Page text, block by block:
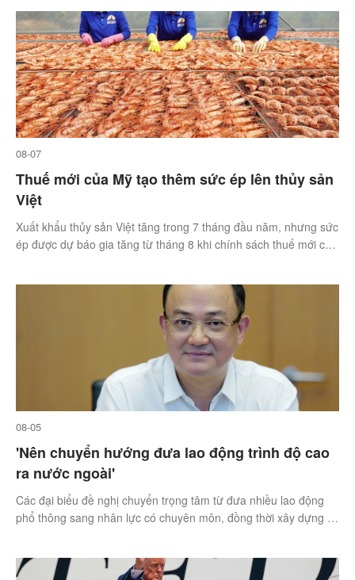
08-07
Thuế mới của Mỹ tạo thêm sức ép lên thủy sản
Việt
Xuất khẩu thủy sản Việt tăng trong 7 tháng đầu năm, nhưng sức
ép được dự báo gia tăng từ tháng 8 khi chính sách thuế mới của
08-05
'Nên chuyển hướng đưa lao động trình độ cao
ra nước ngoài'
Các đại biểu đề nghị chuyển trọng tâm từ đưa nhiều lao động
phổ thông sang nhân lực có chuyên môn, đồng thời xây dựng cơ